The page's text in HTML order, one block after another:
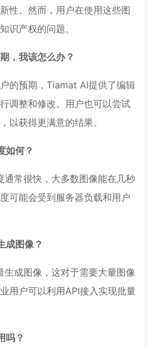
性。然而，用户在使用这些图
识产权的问题。
，我该怎么办？
的预期，Tiamat AI提供了编辑
调整和修改。用户也可以尝试
以获得更满意的结果。
如何？
常很快，大多数图像能在几秒
可能会受到服务器负载和用户
成图像？
成图像，这对于需要大量图像
用户可以利用API接入实现批量
吗？